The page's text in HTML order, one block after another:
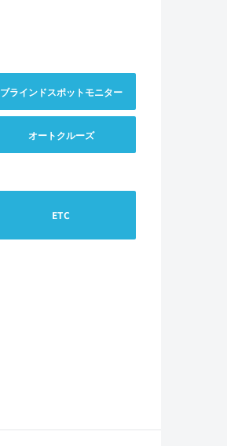
ブラインドスポットモニター
オートクルーズ
ETC